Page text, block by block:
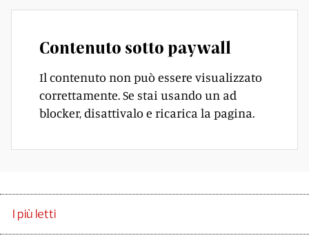
Contenuto sotto paywall
Il contenuto non può essere visualizzato
correttamente. Se stai usando un ad
blocker, disattivalo e ricarica la pagina.
I più letti